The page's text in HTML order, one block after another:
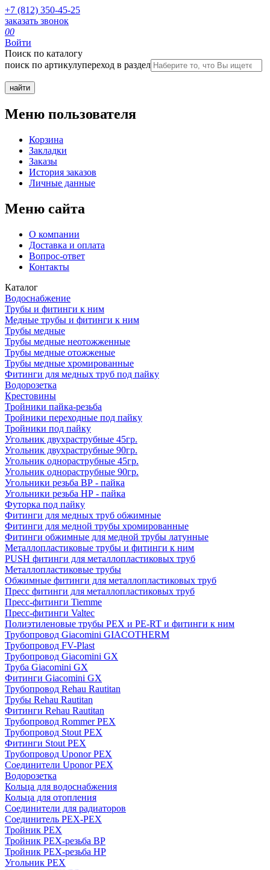
+7 (812) 350-45-25
заказать звонок
00
Войти
Поиск по каталогу
поиск по артикулупереход в раздел
Меню пользователя
Корзина
Закладки
Заказы
История заказов
Личные данные
Меню сайта
О компании
Доставка и оплата
Вопрос-ответ
Контакты
Каталог
Водоснабжение
Трубы и фитинги к ним
Медные трубы и фитинги к ним
Трубы медные
Трубы медные неотожженные
Трубы медные отожженые
Трубы медные хромированные
Фитинги для медных труб под пайку
Водорозетка
Крестовины
Тройники пайка-резьба
Тройники переходные под пайку
Тройники под пайку
Угольник двухраструбные 45гр.
Угольник двухраструбные 90гр.
Угольник однораструбные 45гр.
Угольник однораструбные 90гр.
Угольники резьба ВР - пайка
Угольники резьба НР - пайка
Футорка под пайку
Фитинги для медных труб обжимные
Фитинги для медной трубы хромированные
Фитинги обжимные для медной трубы латунные
Металлопластиковые трубы и фитинги к ним
PUSH фитинги для металлопластиковых труб
Металлопластиковые трубы
Обжимные фитинги для металлопластиковых труб
Пресс фитинги для металлопластиковых труб
Пресс-фитинги Tiemme
Пресс-фитинги Valtec
Полиэтиленовые трубы PEX и PE-RT и фитинги к ним
Трубопровод Giacomini GIACOTHERM
Трубопровод FV-Plast
Трубопровод Giacomini GX
Труба Giacomini GX
Фитинги Giacomini GX
Трубопровод Rehau Rautitan
Трубы Rehau Rautitan
Фитинги Rehau Rautitan
Трубопровод Rommer PEX
Трубопровод Stout PEX
Фитинги Stout PEX
Трубопровод Uponor PEX
Соединители Uponor PEX
Водорозетка
Кольца для водоснабжения
Кольца для отопления
Соединители для радиаторов
Соединитель PEX-PEX
Тройник PEX
Тройник PEX-резьба ВР
Тройник PEX-резьба НР
Угольник PEX